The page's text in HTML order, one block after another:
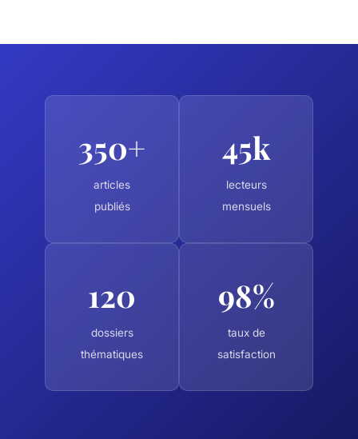
350+
articles
publiés
45k
lecteurs
mensuels
120
dossiers
thématiques
98%
taux de
satisfaction